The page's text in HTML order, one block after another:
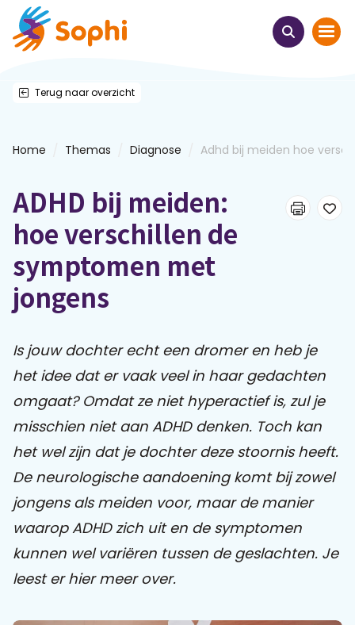
Thema's
Leren & ontmoeten
Webinars
E-learnings
Themabijeenkomsten
Praat mee
Clientdossier Wiki
Sophi
Sophi
Terug naar overzicht
Home Themas Diagnose Adhd bij meiden hoe
ADHD bij meiden:
hoe verschillen de
symptomen met
jongens
Is jouw dochter echt een dromer en heb je
het idee dat er vaak veel in haar gedachten
omgaat? Omdat ze niet hyperactief is, zul je
misschien niet aan ADHD denken. Toch kan
het wel zijn dat je dochter deze stoornis heeft.
De neurologische aandoening komt bij zowel
jongens als meiden voor, maar de manier
waarop ADHD zich uit en de symptomen
kunnen wel variëren tussen de geslachten. Je
leest er hier meer over.